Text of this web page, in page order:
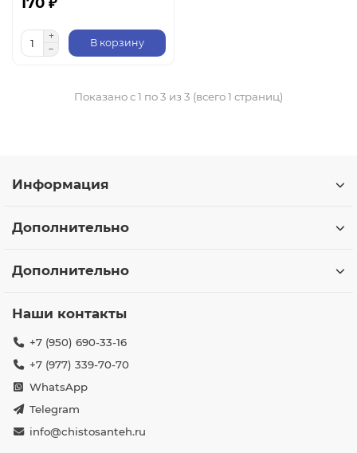
В корзину
Показано с 1 по 3 из 3 (всего 1 страниц)
Информация
Дополнительно
Дополнительно
Наши контакты
+7 (950) 690-33-16
+7 (977) 339-70-70
WhatsApp
Telegram
info@chistosanteh.ru